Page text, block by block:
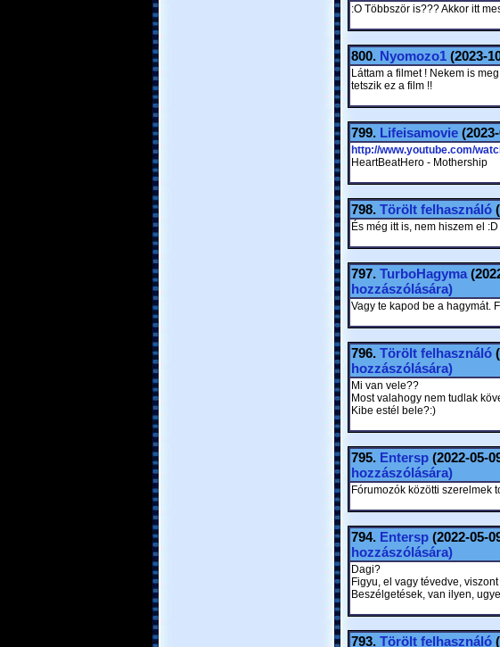
:O Többször is??? Akkor itt
800. Nyomozo1(2023-
Láttam a filmet ! Nekem is
tetszik ez a film !!
799. Lifeisamovie(2023-
http://www.youtube.com/
HeartBeatHero - Mothership
798. Törölt felhasználó
És még itt is, nem hiszem el :D
797. TurboHagyma
hozzászólására)
Vagy te kapod be a hagymát.
796. Törölt felhasználó
hozzászólására)
Mi van vele??
Most valahogy nem tudlak
Kibe estél bele?:)
795. Entersp(2022-05-
hozzászólására)
Fórumozók közötti szerelmek
794. Entersp(2022-05-
hozzászólására)
Dagi?
Figyu, el vagy tévedve,
Beszélgetések, van ilyen,
793. Törölt felhasználó